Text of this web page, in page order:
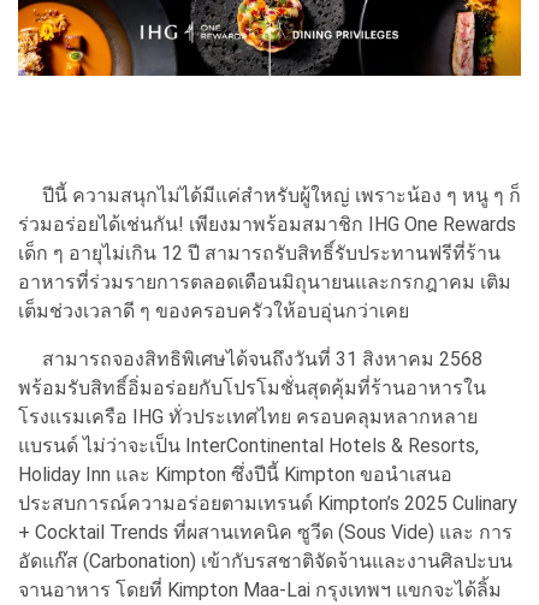
ปีนี้ ความสนุกไม่ได้มีแค่สำหรับผู้ใหญ่ เพราะน้อง ๆ หนู ๆ ก็
ร่วมอร่อยได้เช่นกัน! เพียงมาพร้อมสมาชิก IHG One Rewards
เด็ก ๆ อายุไม่เกิน 12 ปี สามารถรับสิทธิ์รับประทานฟรีที่ร้าน
อาหารที่ร่วมรายการตลอดเดือนมิถุนายนและกรกฎาคม เติม
เต็มช่วงเวลาดี ๆ ของครอบครัวให้อบอุ่นกว่าเคย
สามารถจองสิทธิพิเศษได้จนถึงวันที่ 31 สิงหาคม 2568
พร้อมรับสิทธิ์อิ่มอร่อยกับโปรโมชั่นสุดคุ้มที่ร้านอาหารใน
โรงแรมเครือ IHG ทั่วประเทศไทย ครอบคลุมหลากหลาย
แบรนด์ ไม่ว่าจะเป็น InterContinental Hotels & Resorts,
Holiday Inn และ Kimpton ซึ่งปีนี้ Kimpton ขอนำเสนอ
ประสบการณ์ความอร่อยตามเทรนด์ Kimpton’s 2025 Culinary
+ Cocktail Trends ที่ผสานเทคนิค ซูวีด (Sous Vide) และ การ
อัดแก๊ส (Carbonation) เข้ากับรสชาติจัดจ้านและงานศิลปะบน
จานอาหาร โดยที่ Kimpton Maa-Lai กรุงเทพฯ แขกจะได้ลิ้ม